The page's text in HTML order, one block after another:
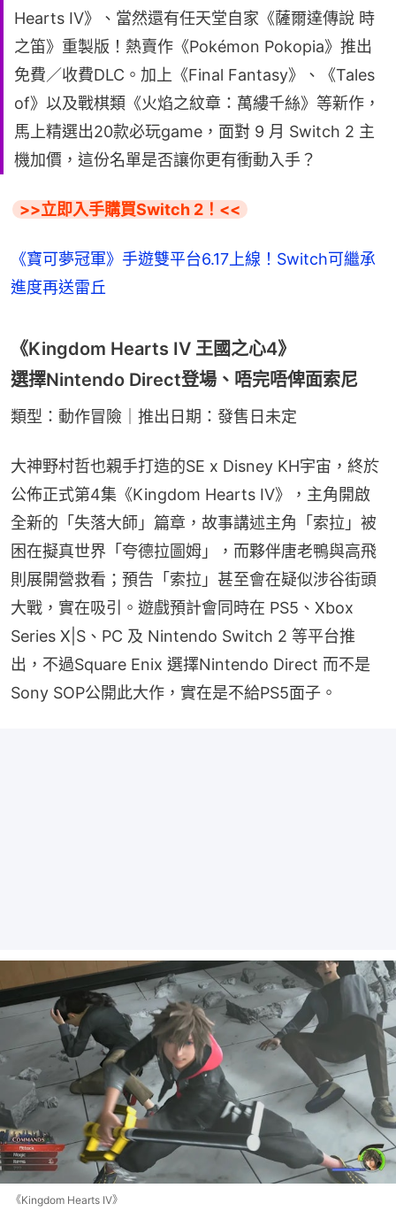
Hearts IV》、當然還有任天堂自家《薩爾達傳說 時
之笛》重製版！熱賣作《Pokémon Pokopia》推出
免費／收費DLC。加上《Final Fantasy》、《Tales
of》以及戰棋類《火焰之紋章：萬縷千絲》等新作，
馬上精選出20款必玩game，面對 9 月 Switch 2 主
機加價，這份名單是否讓你更有衝動入手？
>>立即入手購買Switch 2！<<
《寶可夢冠軍》手遊雙平台6.17上線！Switch可繼承
進度再送雷丘
《Kingdom Hearts IV 王國之心4》
選擇Nintendo Direct登場、唔完唔俾面索尼
類型：動作冒險｜推出日期：發售日未定
大神野村哲也親手打造的SE x Disney KH宇宙，終於
公佈正式第4集《Kingdom Hearts IV》，主角開啟
全新的「失落大師」篇章，故事講述主角「索拉」被
困在擬真世界「夸德拉圖姆」，而夥伴唐老鴨與高飛
則展開營救看；預告「索拉」甚至會在疑似涉谷街頭
大戰，實在吸引。遊戲預計會同時在 PS5、Xbox
Series X|S、PC 及 Nintendo Switch 2 等平台推
出，不過Square Enix 選擇Nintendo Direct 而不是
Sony SOP公開此大作，實在是不給PS5面子。
《Kingdom Hearts IV》